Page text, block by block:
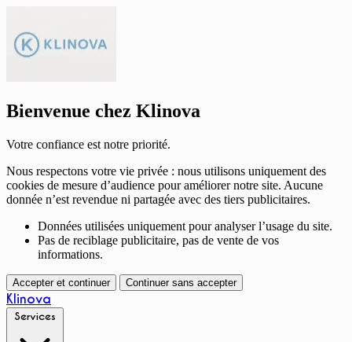
Bienvenue chez Klinova
Votre confiance est notre priorité.
Nous respectons votre vie privée : nous utilisons uniquement des
cookies de mesure d’audience pour améliorer notre site. Aucune
donnée n’est revendue ni partagée avec des tiers publicitaires.
Données utilisées uniquement pour analyser l’usage du site.
Pas de reciblage publicitaire, pas de vente de vos
informations.
Accepter et continuer Continuer sans accepter
Klinova